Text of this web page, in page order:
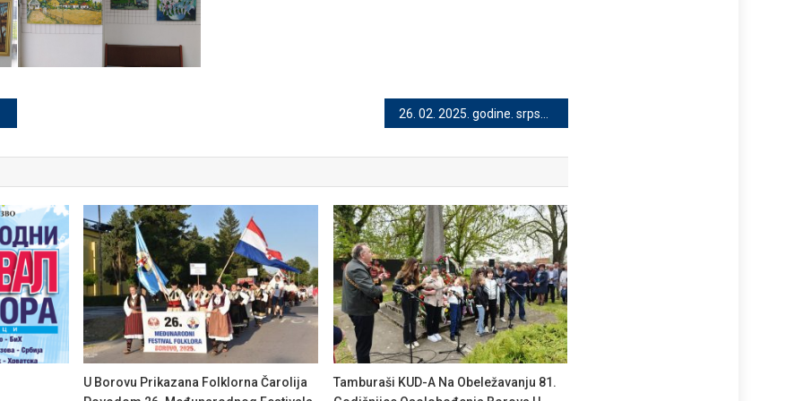
U Borovu Prikazana Folklorna Čarolija
Tamburaši KUD-A Na Obeležavanju 81.